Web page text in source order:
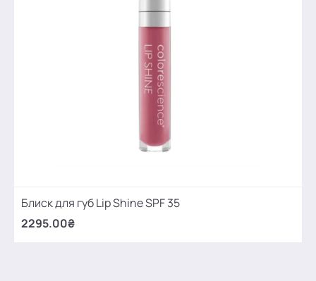
Блиск для губ Lip Shine SPF 35
2295.00₴